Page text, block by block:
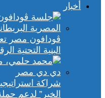
أخبار
البنية التحتية
شراكة
الخير” لدعم